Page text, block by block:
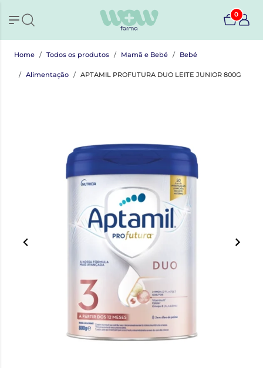
0
Home Todos os produtos Mamã e Bebé Bebé
Alimentação APTAMIL PROFUTURA DUO LEITE JUNIOR 800G